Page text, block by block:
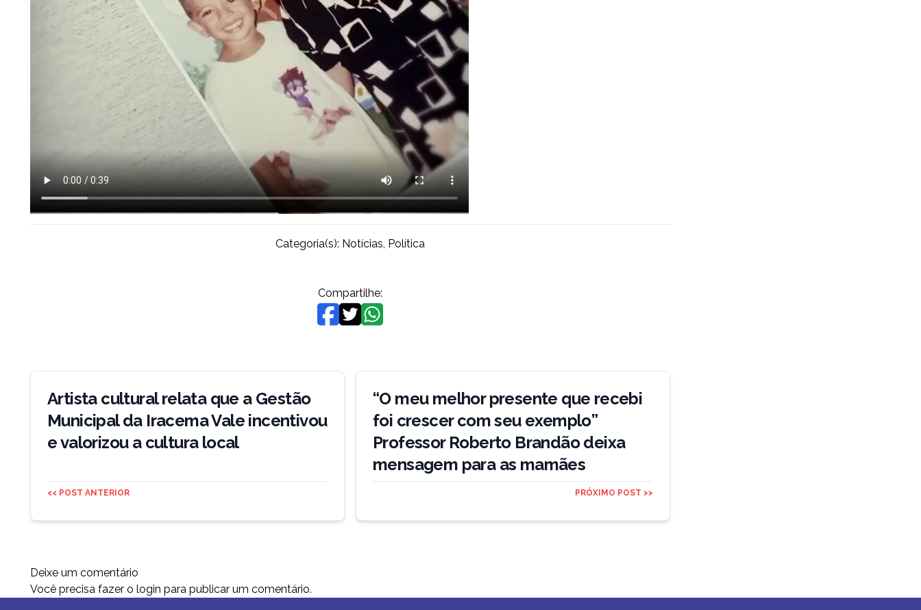
Categoria(s): Notícias, Política
Compartilhe:
Navegação
Artista cultural relata que a Gestão
Municipal da Iracema Vale incentivou
e valorizou a cultura local
<< POST ANTERIOR
“O meu melhor presente que recebi
foi crescer com seu exemplo”
Professor Roberto Brandão deixa
mensagem para as mamães
PRÓXIMO POST >>
Deixe um comentário
Você precisa fazer o login para publicar um comentário.